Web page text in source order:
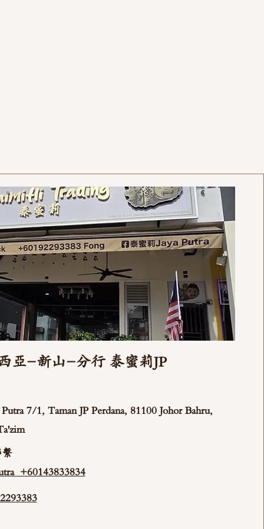
亞-新山-分行 泰蜜莉JP
Putra 7/1, Taman JP Perdana, 81100 Johor Bahru,
繫
+60143833834